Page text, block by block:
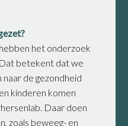
het onderzoek
betekent dat we
de gezondheid
kinderen komen
Daar doen
zoals beweeg- en